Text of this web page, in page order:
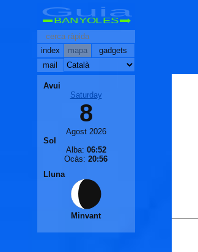
Guia
BANYOLES
index mapa
gadgets
mail
Avui
Saturday
8
Agost 2026
Sol
Alba: 06:52
Ocàs: 20:56
Lluna
Minvant
🐟